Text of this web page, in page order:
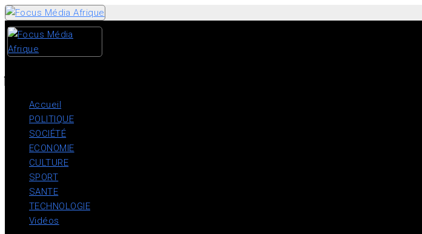
Skip
to
content
Accueil
POLITIQUE
SOCIÉTÉ
ECONOMIE
CULTURE
SPORT
SANTE
TECHNOLOGIE
Vidéos